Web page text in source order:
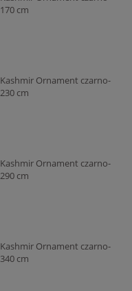
cm
Ornament czarno-
cm
Ornament czarno-
cm
Ornament czarno-
cm